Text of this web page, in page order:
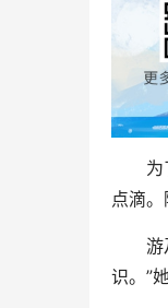
为了
点滴
游乃
识。”